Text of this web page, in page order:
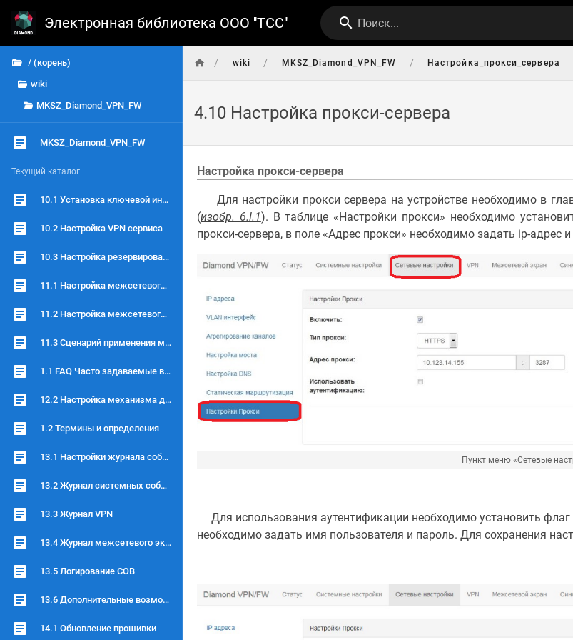
Электронная библиотека ООО ''ТСC'' Поиск...
/ (корень)
wiki
MKSZ_Diamond_VPN_FW
MKSZ_Diamond_VPN_FW
Текущий каталог
10.1 Установка ключевой информации
10.2 Настройка VPN сервиса
10.3 Настройка резервирования
11.1 Настройка межсетевого экрана на уровне L2
11.2 Настройка межсетевого экрана на уровне L3
11.3 Сценарий применения межсетевого экрана
1.1 FAQ Часто задаваемые вопросы
12.2 Настройка механизма детектирования
1.2 Термины и определения
13.1 Настройки журнала событий
13.2 Журнал системных событий
13.3 Журнал VPN
13.4 Журнал межсетевого экрана
13.5 Логирование СОВ
13.6 Дополнительные возможности логирования
14.1 Обновление прошивки
/ wiki / MKSZ_Diamond_VPN_FW / Настройка_прокси_сервера
4.10 Настройка прокси-сервера
Настройка прокси-сервера
Для настройки прокси сервера на устройстве необходимо в
(изобр. 6.l.1). В таблице «Настройки прокси» необходимо
прокси-сервера, в поле «Адрес прокси» необходимо задать ip-адрес и
Пункт меню «Сетевые
Для использования аутентификации необходимо установить
необходимо задать имя пользователя и пароль. Для сохранения